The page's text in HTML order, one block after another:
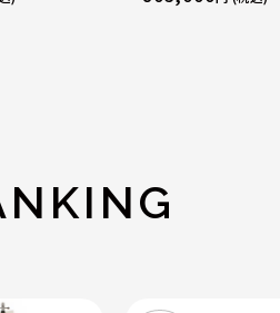
マルチカラー
ド金具 エトゥープ